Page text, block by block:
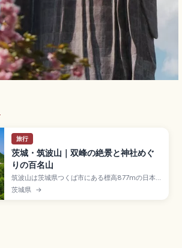
旅行
茨城・筑波山｜双峰の絶景と神社めぐ
りの百名山
筑波山は茨城県つくば市にある標高877mの日本
百名山で、百名山中で最も標高が低い霊峰のスポ
ット。「西の富士、東の筑波」と並び称されま
茨城県 →